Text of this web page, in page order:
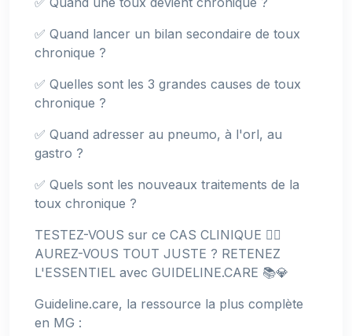
✅ Quand lancer un bilan secondaire de toux
chronique ?
✅ Quelles sont les 3 grandes causes de toux
chronique ?
✅ Quand adresser au pneumo, à l'orl, au
gastro ?
✅ Quels sont les nouveaux traitements de la
toux chronique ?
TESTEZ-VOUS sur ce CAS CLINIQUE 👉🏻
AUREZ-VOUS TOUT JUSTE ? RETENEZ
L'ESSENTIEL avec GUIDELINE.CARE 📚💎
Guideline.care, la ressource la plus complète
en MG :